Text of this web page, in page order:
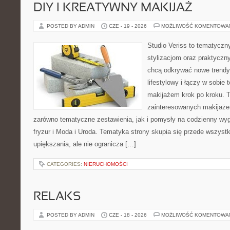
DIY I KREATYWNY MAKIJAŻ
POSTED BY ADMIN CZE - 19 - 2026 MOŻLIWOŚĆ
Studio Veriss to
stylizacjom oraz
chcą odkrywać nowe
lifestylowy i łączy w sobie
makijażem krok po kroku.
zainteresowanych
zarówno tematyczne zestawienia, jak i pomysły na codzienny
fryzur i Moda i Uroda. Tematyka strony skupia się przede
upiększania, ale nie ogranicza […]
CATEGORIES: NIERUCHOMOŚCI
RELAKS
POSTED BY ADMIN CZE - 18 - 2026 MOŻLIWOŚĆ